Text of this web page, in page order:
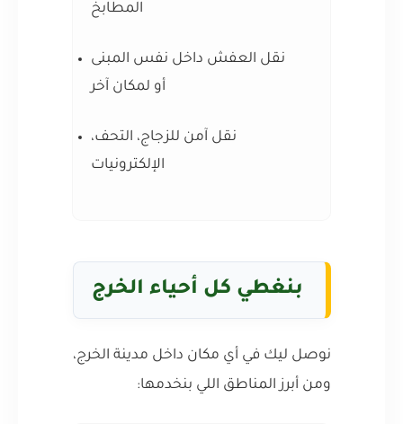
المطابخ
نقل العفش داخل نفس المبنى
أو لمكان آخر
نقل آمن للزجاج، التحف،
الإلكترونيات
بنغطي كل أحياء الخرج
نوصل ليك في أي مكان داخل مدينة الخرج،
ومن أبرز المناطق اللي بنخدمها: